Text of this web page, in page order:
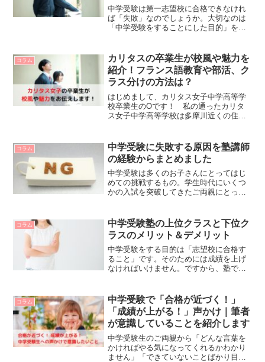
中学受験は第一志望校に合格できなけれ
ば「失敗」なのでしょうか。大切なのは
「中学受験をすることにした目的」を見
にが「失敗」なのかをしっかり定義して
おきましょう。
コラム
カリタスの卒業生が校風や魅力を
紹介！フランス語教育や部活、ク
ラス分けの方法は？
はじめまして、カリタス女子中学高等学
校卒業生のOです！ 私の通ったカリタ
ス女子中学高等学校は多摩川近くの住宅
感想を皆さんにお伝えしようと思いま
す！数学と英語は成績順で...
コラム
中学受験に失敗する原因を塾講師
の経験からまとめました
中学受験は多くのお子さんにとってはじ
めての挑戦するもの。学生時代にいくつ
かの入試を突破してきたご両親にとって
受験はほとんどの親子にとってはじめて
のもの。しかし、その成否...
コラム
中学受験塾の上位クラスと下位ク
ラスのメリット＆デメリット
中学受験をする目的は「志望校に合格す
ること」です。そのためには成績を上げ
なければいけません。ですから、塾で上
ることだけが正しいのでしょうか。実
は、上位クラスにいることに...
コラム
中学受験で「合格が近づく！」
「成績が上がる！」声かけ｜筆者
が意識していることを紹介します
中学受験生のご両親から「どんな言葉を
かければやる気になってくれるかわかり
ません」「できていないことばかり目に